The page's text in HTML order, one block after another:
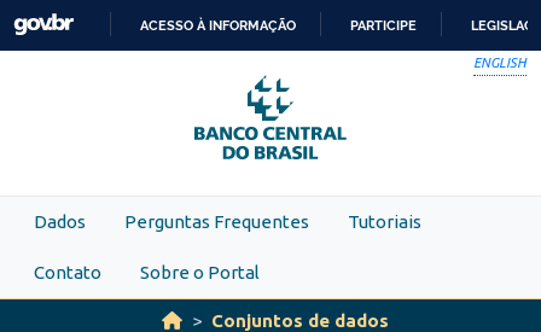
Skip to main content
PARA
O
CONTEÚDO
ACESSO À INFORMAÇÃO PARTICIPE
ENGLISH
Dados Perguntas Frequentes Tutoriais
Contato Sobre o Portal
Conjuntos de dados